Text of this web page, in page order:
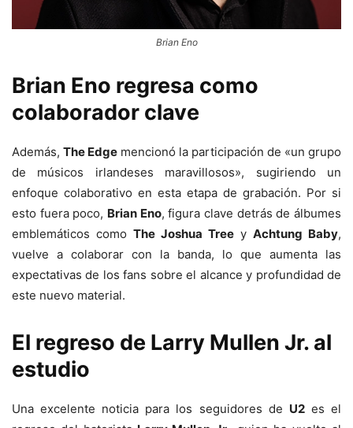
Brian Eno
Brian Eno regresa como
colaborador clave
Además, The Edge mencionó la participación de «un grupo
de músicos irlandeses maravillosos», sugiriendo un
enfoque colaborativo en esta etapa de grabación. Por si
esto fuera poco, Brian Eno, figura clave detrás de álbumes
emblemáticos como The Joshua Tree y Achtung Baby,
vuelve a colaborar con la banda, lo que aumenta las
expectativas de los fans sobre el alcance y profundidad de
este nuevo material.
El regreso de Larry Mullen Jr. al
estudio
Una excelente noticia para los seguidores de U2es el